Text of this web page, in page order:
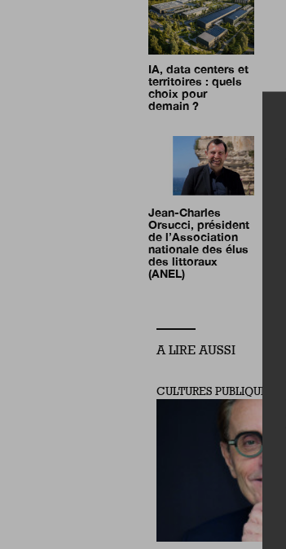
IA, data centers et
territoires : quels
choix pour
demain ?
Jean-Charles
Orsucci, président
de l’Association
nationale des élus
des littoraux
(ANEL)
A LIRE AUSSI
CULTURES PUBLIQUES